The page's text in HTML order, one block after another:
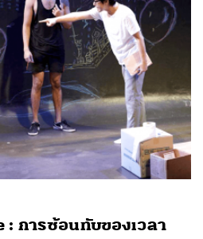
การซ้อนทับของเวลา
LINE EMAIL